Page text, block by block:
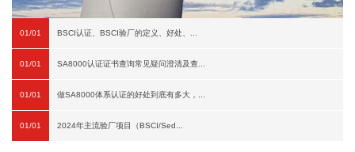
01/01 BSCI认证、BSCI验厂的定义、好处、...
01/01 SA8000认证证书查询常见疑问澄清及查...
01/01 做SA8000体系认证的好处到底有多大，...
01/01 2024年主流验厂项目（BSCI/Sed...